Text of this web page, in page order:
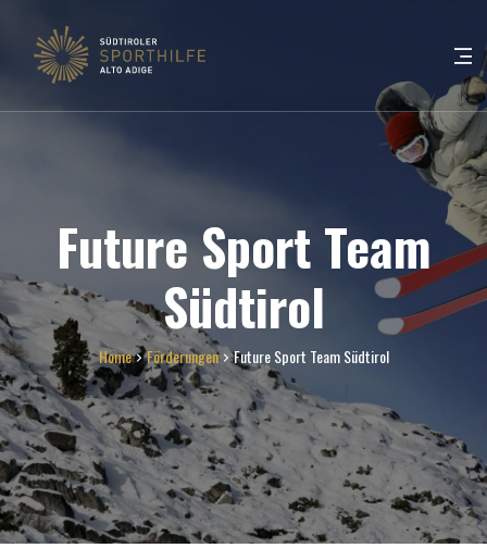
Future Sport Team
Südtirol
Home Förderungen Future Sport Team Südtirol